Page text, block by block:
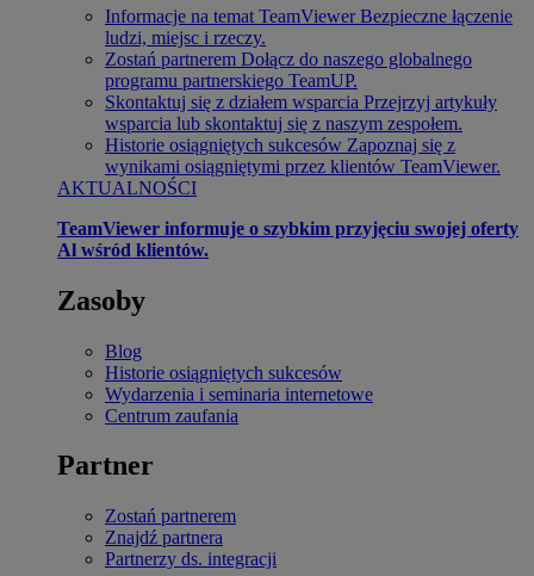
Informacje na temat TeamViewer Bezpieczne łączenie
ludzi, miejsc i rzeczy.
Zostań partnerem Dołącz do naszego globalnego
programu partnerskiego TeamUP.
Skontaktuj się z działem wsparcia Przejrzyj artykuły
wsparcia lub skontaktuj się z naszym zespołem.
Historie osiągniętych sukcesów Zapoznaj się z
wynikami osiągniętymi przez klientów TeamViewer.
AKTUALNOŚCI
TeamViewer informuje o szybkim przyjęciu swojej oferty
Al wśród klientów.
Zasoby
Blog
Historie osiągniętych sukcesów
Wydarzenia i seminaria internetowe
Centrum zaufania
Partner
Zostań partnerem
Znajdź partnera
Partnerzy ds. integracji